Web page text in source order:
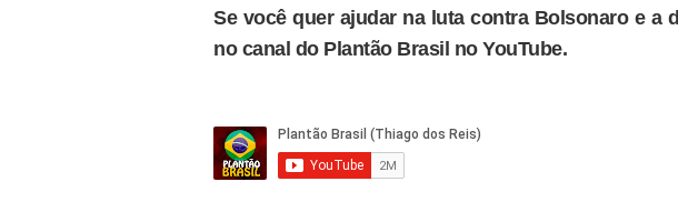
Se você quer ajudar na luta contra Bolsonaro e a
no canal do Plantão Brasil no YouTube.